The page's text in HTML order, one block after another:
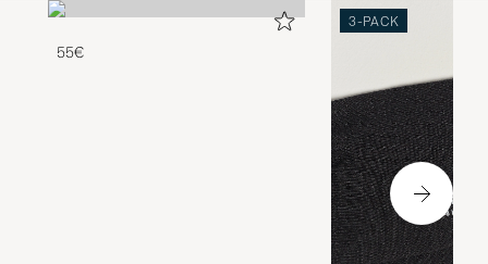
55€
3-PACK